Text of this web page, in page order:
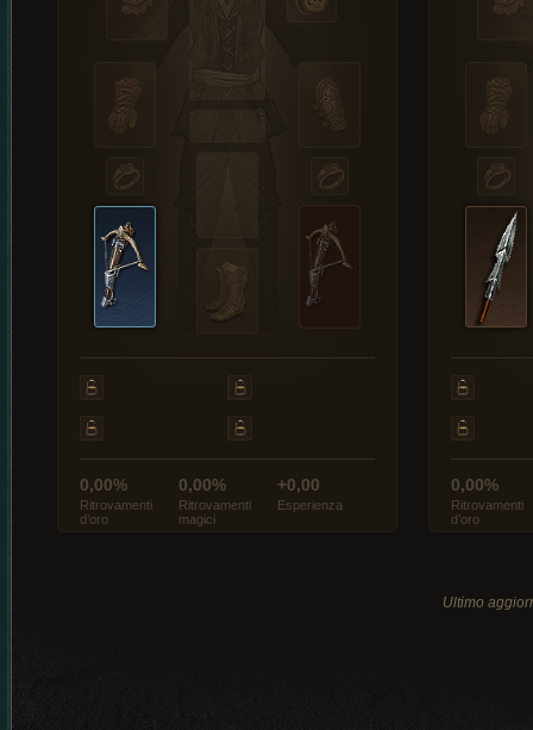
0,00%
Ritrovamenti
d’oro
0,00%
Ritrovamenti
magici
+0,00
Esperienza
0,00%
Ritrovamenti
d’oro
Ultimo